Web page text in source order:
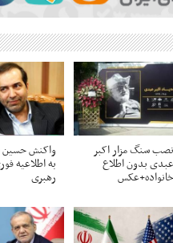
نصب سنگ مزار اکبر
عبدی بدون اطلاع
خانواده+عکس
واکنش حسین
به اطلاعیه
رهبری